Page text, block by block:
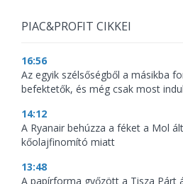
PIAC&PROFIT CIKKEI
16:56
Az egyik szélsőségből a másikba
befektetők, és még csak most
14:12
A Ryanair behúzza a féket a Mol
kőolajfinomító miatt
13:48
A papírforma győzött a Tisza Párt